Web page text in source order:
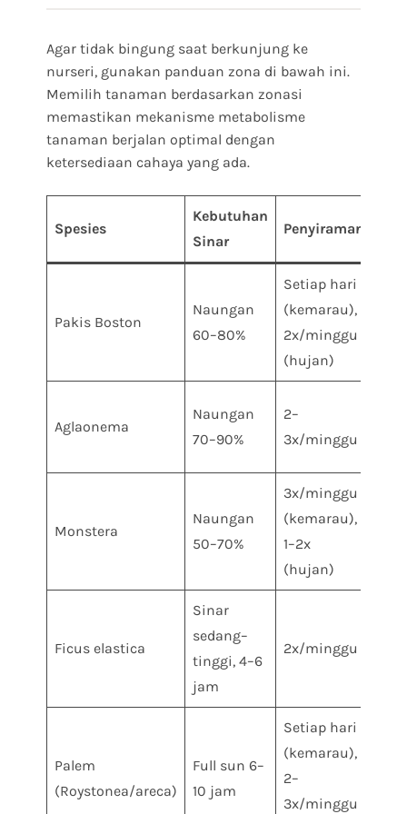
Agar tidak bingung saat berkunjung ke
nurseri, gunakan panduan zona di bawah ini.
Memilih tanaman berdasarkan zonasi
memastikan mekanisme metabolisme
tanaman berjalan optimal dengan
ketersediaan cahaya yang ada.
Spesies
Kebutuhan
Sinar
Penyiraman
Pakis Boston
Naungan
60–80%
Setiap hari
(kemarau),
2x/minggu
(hujan)
Aglaonema
Naungan
70–90%
2–
3x/minggu
Monstera
Naungan
50–70%
3x/minggu
(kemarau),
1–2x
(hujan)
Ficus elastica
Sinar
sedang–
tinggi, 4–6
jam
2x/minggu
Palem
(Roystonea/areca)
Full sun 6–
10 jam
Setiap hari
(kemarau),
2–
3x/minggu